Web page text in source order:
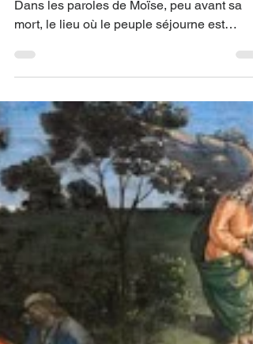
Vaet’hanan- "Se
tenir face à"
mort, le lieu où le peuple séjourne est
mentionné à plusieurs reprises : dans la
vallée proche du royaume de Moab, face au
sanctuaire de l’idole moabite, «Beth-Peor».
Pourquoi le texte biblique insiste-t-il sur la
présence d’Israël précisément en ce lieu ?
Le terme «face à», qui évoque le fait de se
tenir en présence de quelqu’un ou de
quelque chose, revient à plusieurs reprises.
Ainsi Moïse décla